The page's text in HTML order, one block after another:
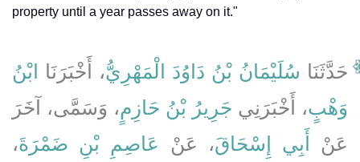
property until a year passes away on it."
حَدَّثَنَا سُلَيْمَانُ بْنُ دَاوُدَ الْمَهْرِيُّ، أَخْبَرَنَا
ابْنُ
وَهْبٍ، أَخْبَرَنِي جَرِيرُ بْنُ حَازِمٍ، وَسَمَّى، آخَرَ
عَنْ
أَبِي إِسْحَاقَ، عَنْ عَاصِمِ بْنِ ضَمْرَةَ،